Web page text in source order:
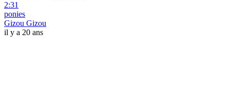
2:31
ponies
Gizou Gizou
il y a 20 ans